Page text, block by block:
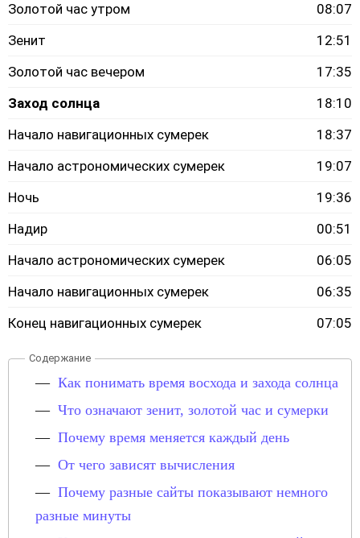
Золотой час утром
08:07
Зенит
12:51
Золотой час вечером
17:35
Заход солнца
18:10
Начало навигационных сумерек
18:37
Начало астрономических сумерек
19:07
Ночь
19:36
Надир
00:51
Начало астрономических сумерек
06:05
Начало навигационных сумерек
06:35
Конец навигационных сумерек
07:05
Как понимать время восхода и захода солнца
Что означают зенит, золотой час и сумерки
Почему время меняется каждый день
От чего зависят вычисления
Почему разные сайты показывают немного
разные минуты